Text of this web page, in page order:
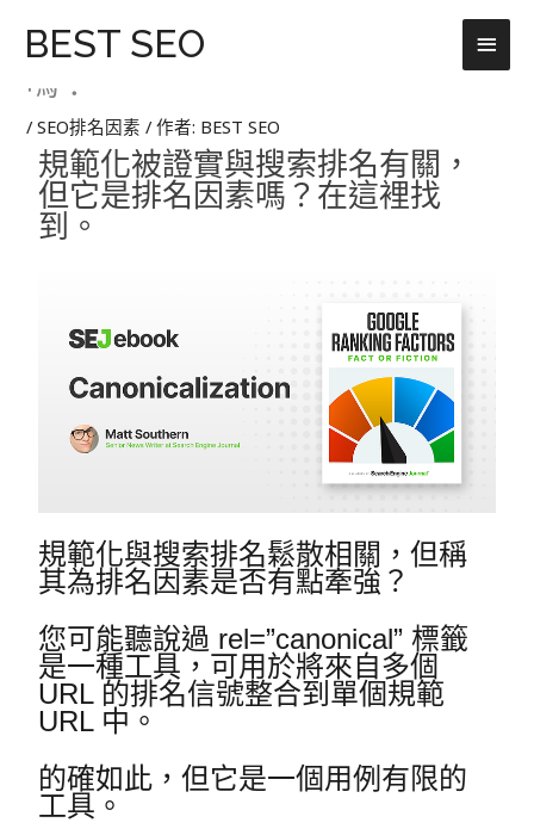
BEST SEO
主
要
11.規範化：它是谷歌排名因素
嗎？
/SEO排名因素 / 作者: BEST SEO
規範化被證實與搜索排名有關，
但它是排名因素嗎？ 在這裡找
到。
規範化與搜索排名鬆散相關，但稱
其為排名因素是否有點牽強？
您可能聽說過 rel=”canonical” 標籤
是一種工具，可用於將來自多個
URL 的排名信號整合到單個規範
URL 中。
的確如此，但它是一個用例有限的
工具。